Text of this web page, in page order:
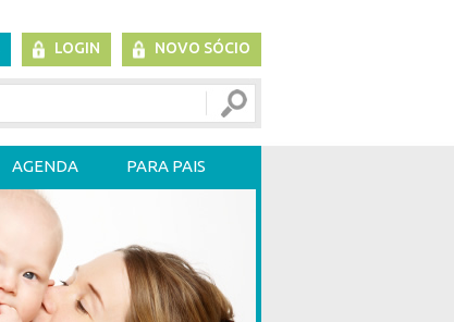
LOGIN NOVO SÓCIO
AGENDA PARA PAIS